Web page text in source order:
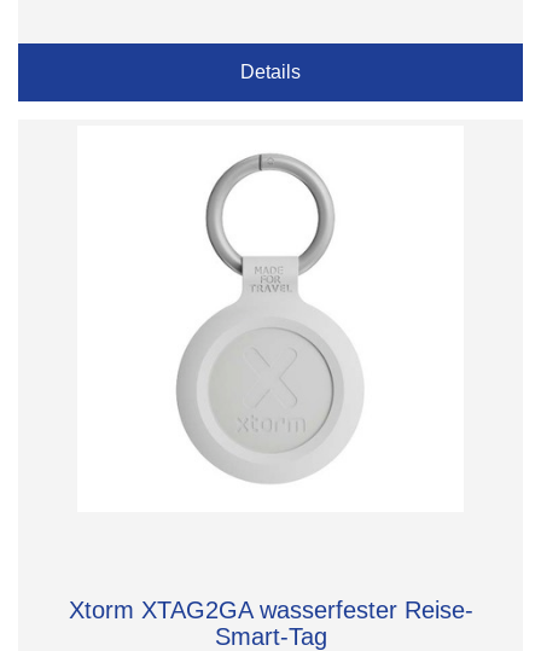
Details
Xtorm XTAG2GA wasserfester Reise-
Smart-Tag